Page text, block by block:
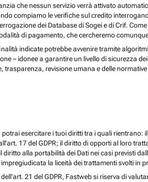
che nessun servizio verrà attivato
compiamo le verifiche sul credito
dei Database di Sogei e di Crif.
di pagamento, che cercheremo
indicate potrebbe avvenire tramite
– idonee a garantire un livello di sicurezza
revisione umana e delle
esercitare i tuoi diritti tra i quali
17 del GDPR; il diritto di opporti al loro
alla portabilità dei Dati nei casi previsti
la liceità dei trattamenti svolti in
21 del GDPR, Fastweb si riserva di